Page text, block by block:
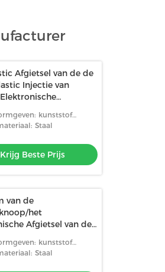
Afgietsel van de de
Injectie van
kunststof
Staal
Krijg Beste Prijs
van de
het
Afgietsel van de
kunststof
Staal